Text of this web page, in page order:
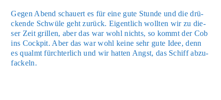
Gegen Abend schau­ert es für eine gute Stun­de und die drü­
cken­de Schwü­le geht zurück. Eigent­lich woll­ten wir zu die­
ser Zeit gril­len, aber das war wohl nichts, so kommt der Cob
ins Cock­pit. Aber das war wohl kei­ne sehr gute Idee, denn
es qualmt fürch­ter­lich und wir hat­ten Angst, das Schiff abzu­
fa­ckeln.